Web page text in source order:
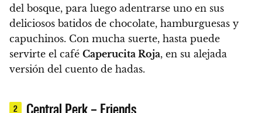
del bosque, para luego adentrarse uno en sus
deliciosos batidos de chocolate, hamburguesas y
capuchinos. Con mucha suerte, hasta puede
servirte el café Caperucita Roja, en su alejada
versión del cuento de hadas.
2 Central Perk – Friends